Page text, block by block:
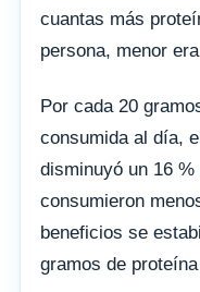
cuantas más
persona, menor
Por cada 20
consumida al día,
disminuyó un 16
consumieron
beneficios se
gramos de